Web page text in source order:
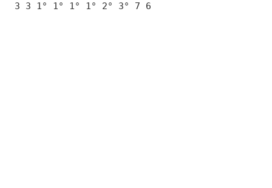
3 3 1° 1° 1° 1° 2° 3° 7 6